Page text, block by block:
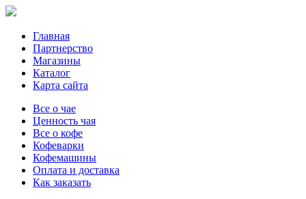
Главная
Партнерство
Магазины
Каталог
Карта сайта
Все о чае
Ценность чая
Все о кофе
Кофеварки
Кофемашины
Оплата и доставка
Как заказать